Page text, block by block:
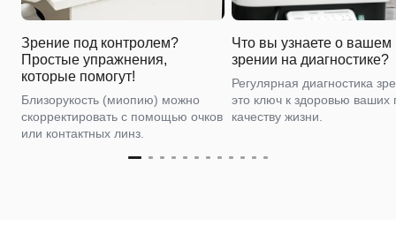
Зрение под контролем?
Простые упражнения,
которые помогут!
Близорукость (миопию) можно
скорректировать с помощью очков
или контактных линз.
Что вы узнаете о вашем
зрении на диагностике?
Регулярная диагностика
это ключ к здоровью ваших
качеству жизни.